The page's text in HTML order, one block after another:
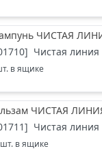
ЧИСТАЯ
] Чистая линия
в ящике
ЧИСТАЯ
] Чистая линия
шт. в ящике